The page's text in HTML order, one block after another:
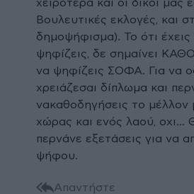
χειρότερα και οι δικοί μας
Βουλευτικές εκλογές, και
δημοψήφισμα). Το ότι έχεις
ψηφίζεις, δε σημαίνει
να ψηφίζεις ΣΟΦΑ. Για να
χρειάζεσαι δίπλωμα και
νακαθοδηγήσεις το μέλλον
χώρας και ενός λαού, οχι...
περνάνε εξετάσεις για να
ψήφου.
Απαντήστε